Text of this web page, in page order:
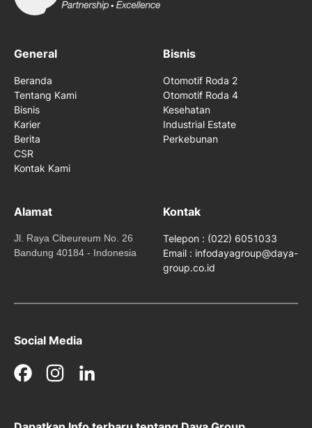
General
Beranda
Tentang Kami
Bisnis
Karier
Berita
CSR
Kontak Kami
Bisnis
Otomotif Roda 2
Otomotif Roda 4
Kesehatan
Industrial Estate
Perkebunan
Alamat
Jl. Raya Cibeureum No. 26
Bandung 40184 - Indonesia
Kontak
Telepon : (022) 6051033
Email : infodayagroup@daya-
group.co.id
Social Media
FacebookInstagram